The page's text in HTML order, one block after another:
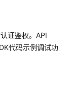
证鉴权。API
代码示例调试功